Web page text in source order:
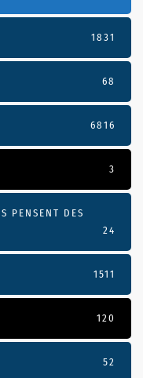
1831
68
6816
3
PENSENT DES
24
1511
120
52